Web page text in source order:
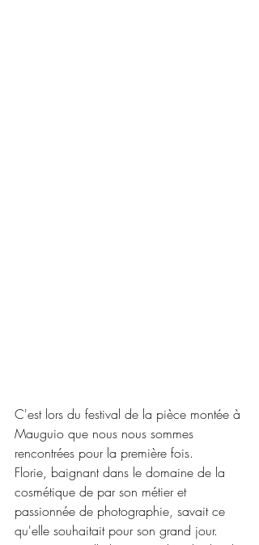
C'est lors du festival de la pièce montée à
Mauguio que nous nous sommes
rencontrées pour la première fois.
Florie, baignant dans le domaine de la
cosmétique de par son métier et
passionnée de photographie, savait ce
qu'elle souhaitait pour son grand jour.